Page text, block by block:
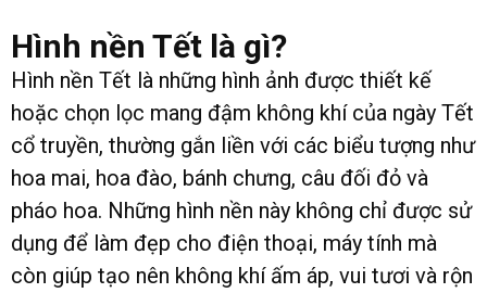
Hình nền Tết là gì?
Hình nền Tết là những hình ảnh được thiết kế
hoặc chọn lọc mang đậm không khí của ngày Tết
cổ truyền, thường gắn liền với các biểu tượng như
hoa mai, hoa đào, bánh chưng, câu đối đỏ và
pháo hoa. Những hình nền này không chỉ được sử
dụng để làm đẹp cho điện thoại, máy tính mà
còn giúp tạo nên không khí ấm áp, vui tươi và rộn